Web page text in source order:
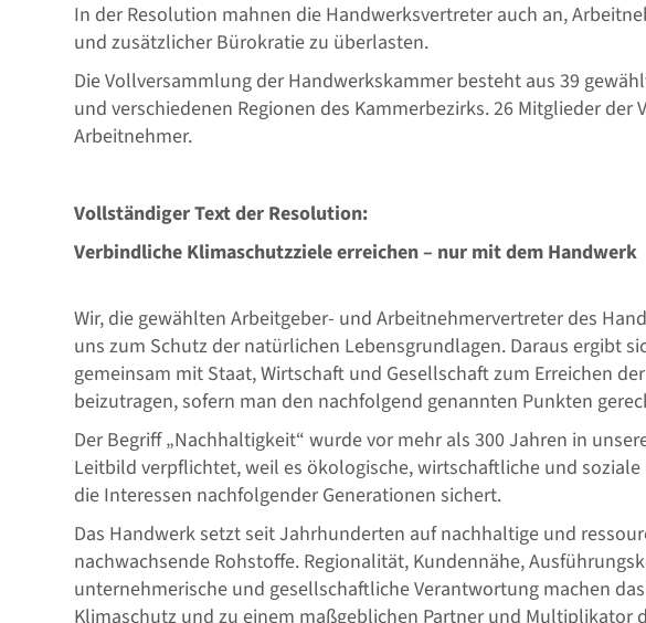
In der Resolution mahnen die Handwerksvertreter auch an,
und zusätzlicher Bürokratie zu überlasten.
Die Vollversammlung der Handwerkskammer besteht aus 39
und verschiedenen Regionen des Kammerbezirks. 26 Mitglieder
Arbeitnehmer.
Vollständiger Text der Resolution:
Verbindliche Klimaschutzziele erreichen – nur mit dem Handwerk
Wir, die gewählten Arbeitgeber- und Arbeitnehmervertreter des
uns zum Schutz der natürlichen Lebensgrundlagen. Daraus ergibt
gemeinsam mit Staat, Wirtschaft und Gesellschaft zum Erreichen
beizutragen, sofern man den nachfolgend genannten Punkten
Der Begriff „Nachhaltigkeit“ wurde vor mehr als 300 Jahren in
Leitbild verpflichtet, weil es ökologische, wirtschaftliche und
die Interessen nachfolgender Generationen sichert.
Das Handwerk setzt seit Jahrhunderten auf nachhaltige und
nachwachsende Rohstoffe. Regionalität, Kundennähe,
unternehmerische und gesellschaftliche Verantwortung machen
Klimaschutz und zu einem maßgeblichen Partner und Multiplikator